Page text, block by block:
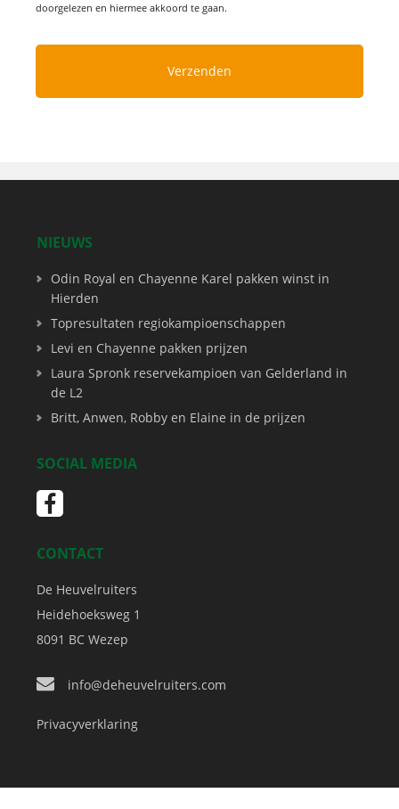
doorgelezen en hiermee akkoord te gaan.
NIEUWS
Odin Royal en Chayenne Karel pakken winst in
Hierden
Topresultaten regiokampioenschappen
Levi en Chayenne pakken prijzen
Laura Spronk reservekampioen van Gelderland in
de L2
Britt, Anwen, Robby en Elaine in de prijzen
SOCIAL MEDIA
CONTACT
De Heuvelruiters
Heidehoeksweg 1
8091 BC Wezep
info@deheuvelruiters.com
Privacyverklaring